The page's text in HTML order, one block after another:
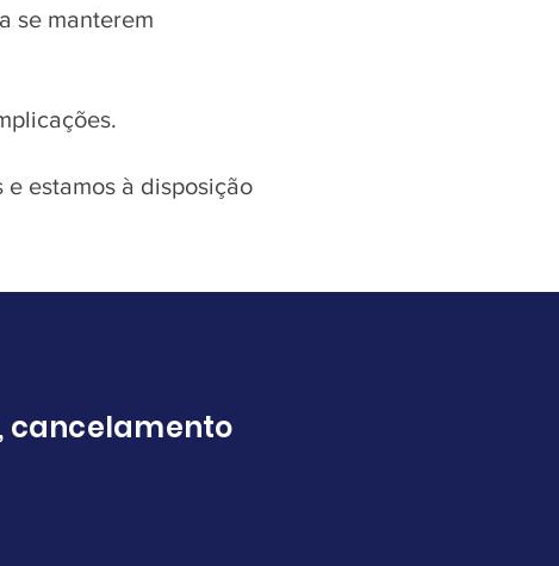
se manterem
estamos à disposição
cancelamento